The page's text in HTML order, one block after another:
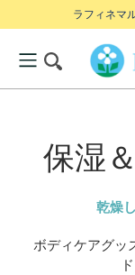
ラフィネマ
保湿
乾燥
ボディケアグッ